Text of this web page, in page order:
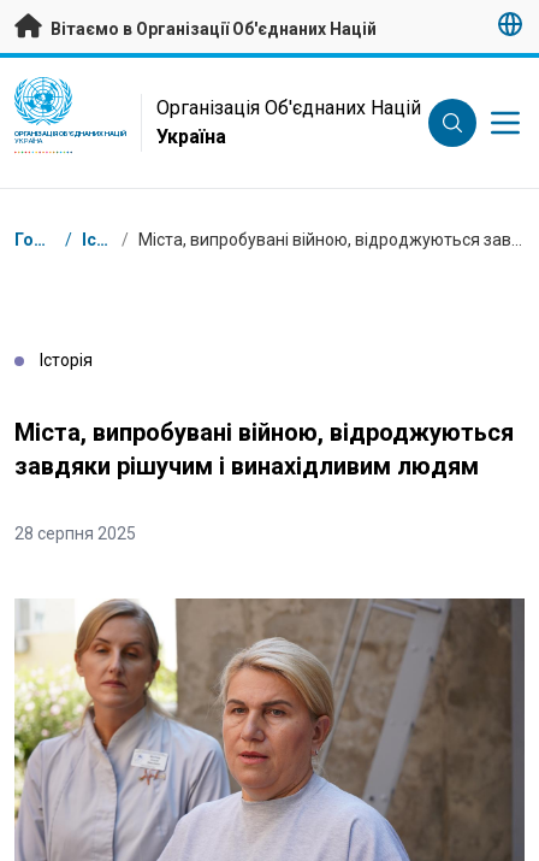
Перейти на головну сторінку
Вітаємо в Організації Об'єднаних Націй
UN Logo
ОРГАНІЗАЦІЯ ОБ'ЄДНАНИХ НАЦІЙ
УКРАЇНА
Організація Об'єднаних Націй
Україна
Низка
Головна / Історії /
Історія
Міста, випробувані війною, відроджуються
завдяки рішучим і винахідливим людям
28 серпня 2025